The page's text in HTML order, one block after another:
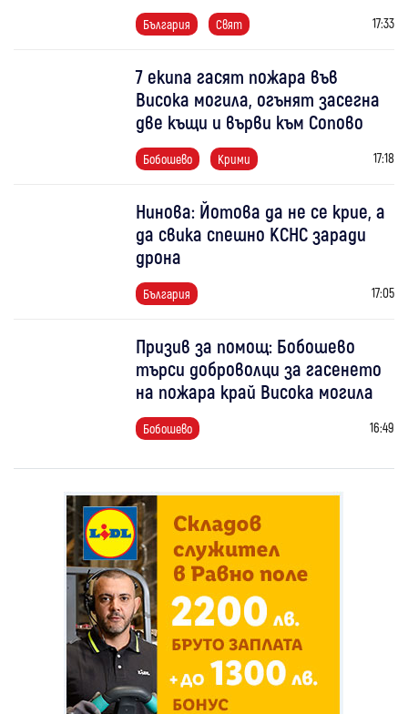
България Свят 17:33
7 екипа гасят пожара във
Висока могила, огънят засегна
две къщи и върви към Сопово
Бобошево Крими 17:18
Нинова: Йотова да не се крие, а
да свика спешно КСНС заради
дрона
България 17:05
Призив за помощ: Бобошево
търси доброволци за гасенето
на пожара край Висока могила
Бобошево 16:49